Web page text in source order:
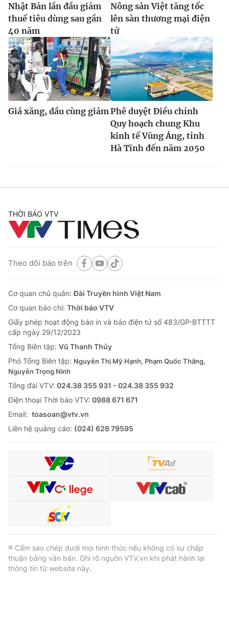
Nhật Bản lần đầu giảm
thuế tiêu dùng sau gần
40 năm
Nông sản Việt tăng tốc
lên sàn thương mại điện
tử
Giá xăng, dầu cùng giảm Phê duyệt Điều chỉnh
Quy hoạch chung Khu
kinh tế Vũng Áng, tỉnh
Hà Tĩnh đến năm 2050
THỜI BÁO VTV
Theo dõi báo trên
Cơ quan chủ quản:Đài Truyền hình Việt Nam
Cơ quan báo chí: Thời báo VTV
Giấy phép hoạt động báo in và báo điện tử số 483/GP-BTTTT
cấp ngày 29/12/2023
Tổng Biên tập: Vũ Thanh Thủy
Phó Tổng Biên tập: Nguyễn Thị Mỹ Hạnh, Phạm Quốc Thắng,
Nguyễn Trọng Ninh
Tổng đài VTV: 024.38 355 931 - 024.38 355 932
Ðiện thoại Thời báo VTV: 0988 671 671
Email: toasoan@vtv.vn
Liên hệ quảng cáo: (024) 626 79595
® Cấm sao chép dưới mọi hình thức nếu không có sự chấp
thuận bằng văn bản. Ghi rõ nguồn VTV.vn khi phát hành lại
thông tin từ website này.